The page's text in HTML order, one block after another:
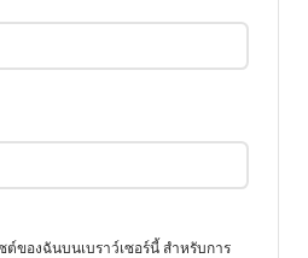
ต์ของฉันบนเบราว์เซอร์นี้ สำหรับการ